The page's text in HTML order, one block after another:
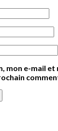
mon e-mail et